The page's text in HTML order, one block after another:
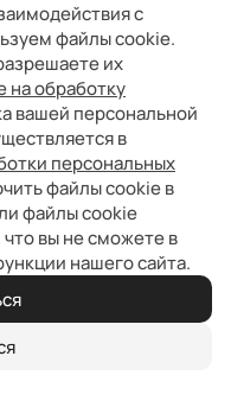
могут отличаться
Отображение цветов
от цвета реального
на изображениях
касающаяся автомобилей,
публичной офертой.
в любое время. Все
и
с
файлы cookie.
их
на обработку
вашей персональной
в
персональных
файлы cookie в
файлы cookie
вы не сможете в
нашего сайта.